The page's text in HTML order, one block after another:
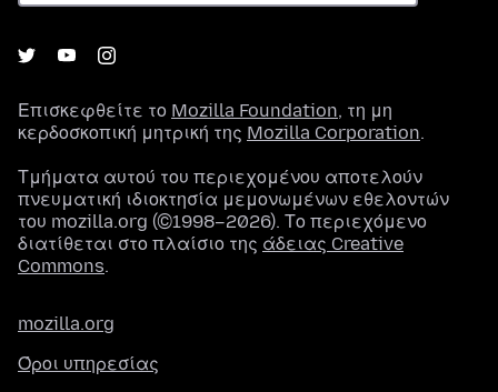
Επισκεφθείτε το Mozilla Foundation, τη μη
κερδοσκοπική μητρική της Mozilla Corporation.
Τμήματα αυτού του περιεχομένου αποτελούν
πνευματική ιδιοκτησία μεμονωμένων εθελοντών
του mozilla.org (©1998–2026). Το περιεχόμενο
διατίθεται στο πλαίσιο της άδειας Creative
Commons.
mozilla.org
Όροι υπηρεσίας